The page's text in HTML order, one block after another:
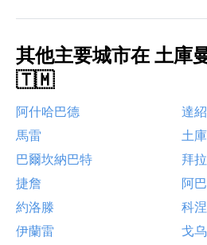
其他主要城市在 土庫
🇹🇲
阿什哈巴德
達
馬雷
土
巴爾坎納巴特
拜
捷詹
阿
約洛滕
科
伊蘭雷
戈